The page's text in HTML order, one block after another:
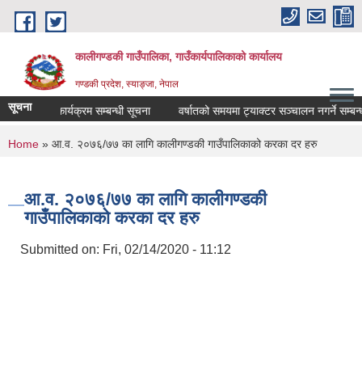
Skip to main content
कालीगण्डकी गाउँपालिका, गाउँकार्यपालिकाको कार्यालय
गण्डकी प्रदेश, स्याङ्जा, नेपाल
सूचना
सुनुवाई कार्यक्रम सम्बन्धी सूचना वर्षातको समयमा ट्याक्टर सञ्चालन नगर्ने सम्बन्धी
You are here
Home » आ.व. २०७६/७७ का लागि कालीगण्डकी गाउँपालिकाको करका दर हरु
आ.व. २०७६/७७ का लागि कालीगण्डकी
गाउँपालिकाको करका दर हरु
Submitted on: Fri, 02/14/2020 - 11:12